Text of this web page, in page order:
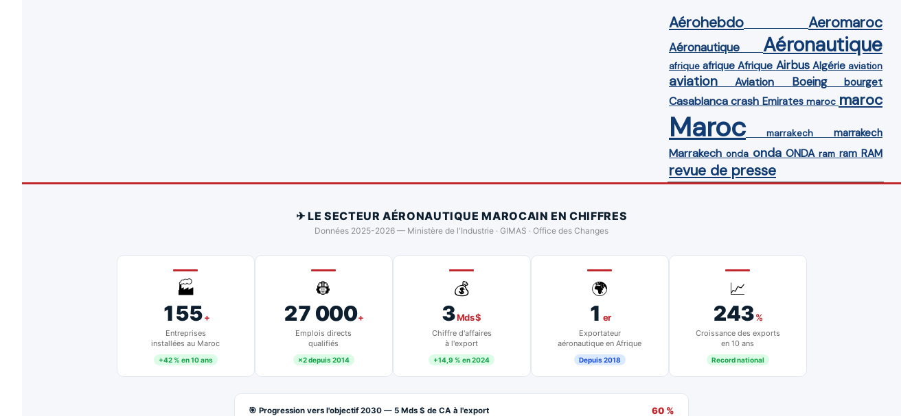
Aérohebdo Aeromaroc
Aéronautique Aéronautique
afrique afrique Afrique Airbus Algérie aviation
aviation Aviation Boeing bourget
Casablanca crash Emirates maroc maroc
Maroc marrakech marrakech
Marrakech onda onda ONDA ram ram RAM
revue de presse
✈ LE SECTEUR AÉRONAUTIQUE MAROCAIN EN CHIFFRES
Données 2025-2026 — Ministère de l'Industrie · GIMAS · Office des Changes
🏭
155+
Entreprises
installées au Maroc
+42 % en 10 ans
👷
27 000+
Emplois directs
qualifiés
×2 depuis 2014
💰
3Mds $
Chiffre d'affaires
à l'export
+14,9 % en 2024
🌍
1 er
Exportateur
aéronautique en Afrique
Depuis 2018
📈
243%
Croissance des exports
en 10 ans
Record national
🎯 Progression vers l'objectif 2030 — 5 Mds $ de CA à l'export 60 %